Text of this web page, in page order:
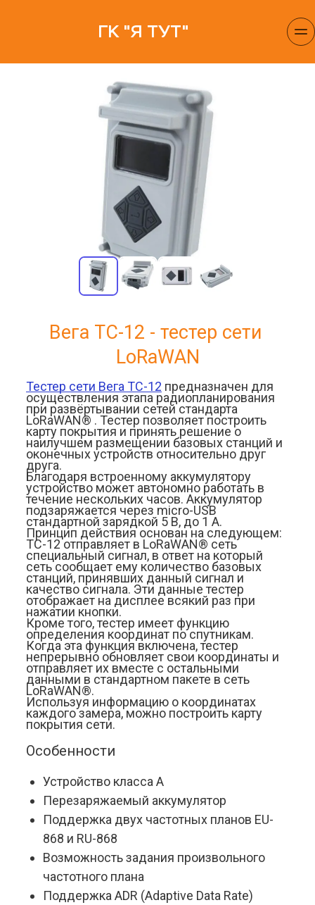
ГК "Я ТУТ"
Вега ТС-12 - тестер сети
LoRaWAN
Тестер сети Вега ТС-12 предназначен для
осуществления этапа радиопланирования
при развёртывании сетей стандарта
LoRaWAN® . Тестер позволяет построить
карту покрытия и принять решение о
наилучшем размещении базовых станций и
оконечных устройств относительно друг
друга.
Благодаря встроенному аккумулятору
устройство может автономно работать в
течение нескольких часов. Аккумулятор
подзаряжается через micro-USB
стандартной зарядкой 5 В, до 1 А.
Принцип действия основан на следующем:
ТС-12 отправляет в LoRaWAN® сеть
специальный сигнал, в ответ на который
сеть сообщает ему количество базовых
станций, принявших данный сигнал и
качество сигнала. Эти данные тестер
отображает на дисплее всякий раз при
нажатии кнопки.
Кроме того, тестер имеет функцию
определения координат по спутникам.
Когда эта функция включена, тестер
непрерывно обновляет свои координаты и
отправляет их вместе с остальными
данными в стандартном пакете в сеть
LoRaWAN®.
Используя информацию о координатах
каждого замера, можно построить карту
покрытия сети.
Особенности
Устройство класса А
Перезаряжаемый аккумулятор
Поддержка двух частотных планов EU-
868 и RU-868
Возможность задания произвольного
частотного плана
Поддержка ADR (Adaptive Data Rate)